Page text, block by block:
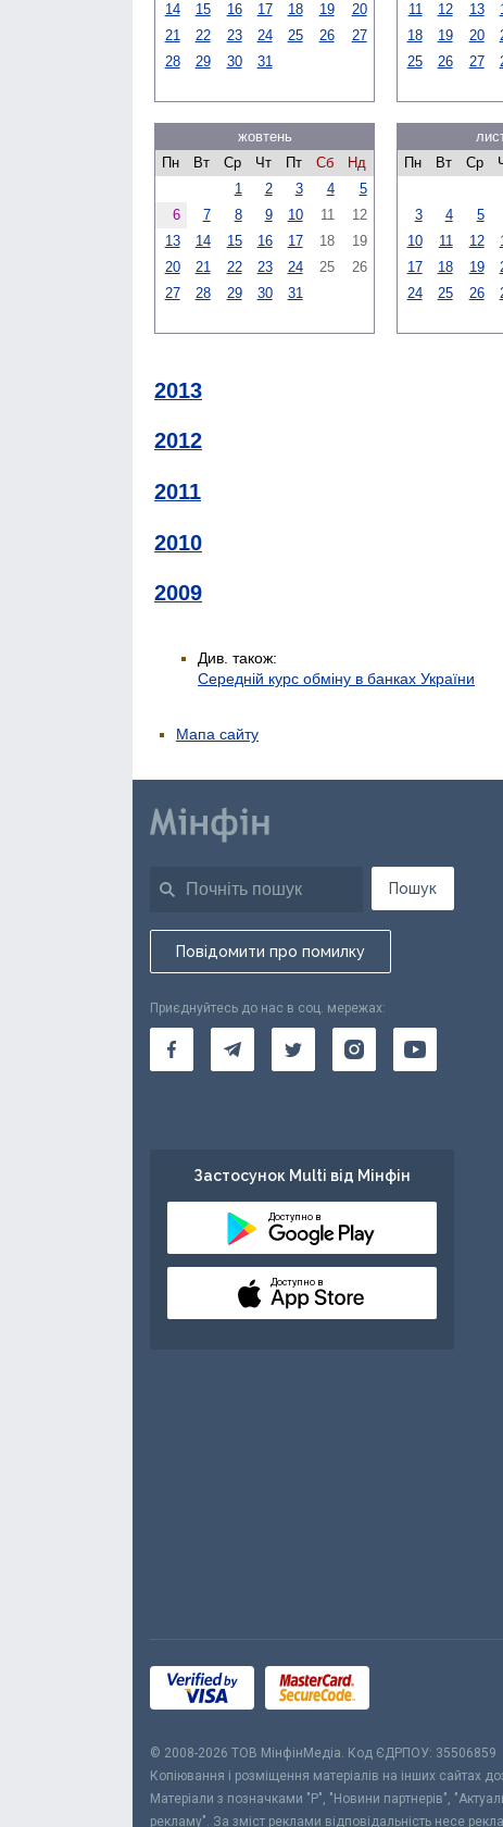
14
15 16 17 18 19
20
21
22 23 24 25 26
27
28
29 30 31
11
12 13
18
19 20
25
26 27
жовтень
Пн
Вт Ср Чт Пт Сб
Нд
1
2 3 4
5
6
7 8 9 10 11
12
13
14 15 16 17 18
19
20
21 22 23 24 25
26
27
28 29 30 31
Пн
Вт Ср
3
4 5
10
11 12
17
18 19
24
25 26
2013
2012
2011
2010
2009
Див. також:
Середній курс обміну в банках України
Мапа сайту
Пошук
Повідомити про помилку
Приєднуйтесь до нас в соц. мережах:
Застосунок Multi від Мінфін
Доступно в
Доступно в
© 2008-2026 ТОВ МiнфiнМедiа. Код ЄДРПОУ: 35506859
Копіювання і розміщення матеріалів на інших сайтах
Матеріали з позначками "Р", "Новини партнерів",
рекламу". За зміст реклами відповідальність несе